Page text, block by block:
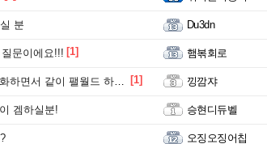
분 Du3dn
문이에요!!! [1] 햄볶회로
면서 같이 팰월드 하실분! [1] 낑깜쟈
겜하실분! 승현디듀벨
오징오징어칩